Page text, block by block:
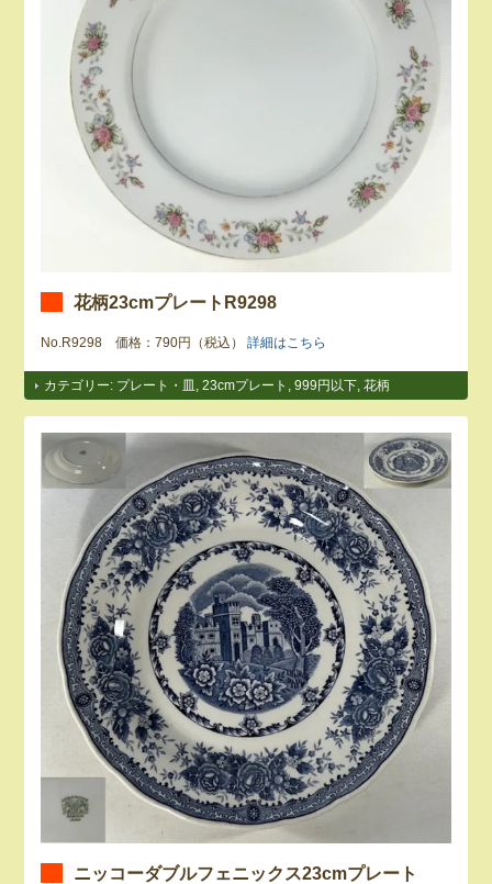
花柄23cmプレートR9298
No.R9298 価格：790円（税込）詳細はこちら
カテゴリー: プレート・皿 ,23cmプレート ,999円以下 ,花柄
ニッコーダブルフェニックス23cmプレート